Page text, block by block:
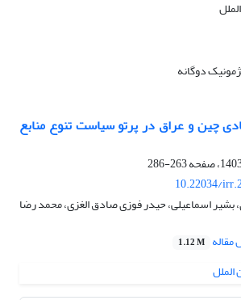
دوگانه
چین و عراق در پرتو سیاست تنوع منابع
263-286
10.22034/
اسماعیلی، حیدر فوزی صادق الغزی، محمد رضا
1.12 M